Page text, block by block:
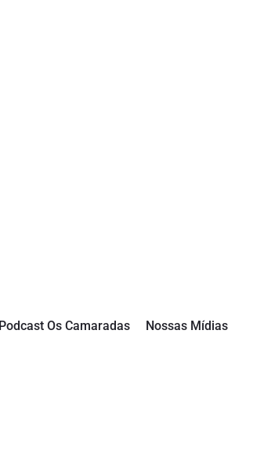
Podcast Os Camaradas Nossas Mídias